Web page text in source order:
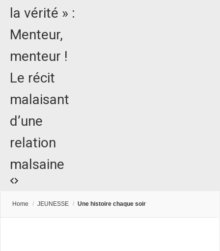
la vérité » :
Menteur,
menteur !
Le récit
malaisant
d’une
relation
malsaine
Home / JEUNESSE / Une histoire chaque soir